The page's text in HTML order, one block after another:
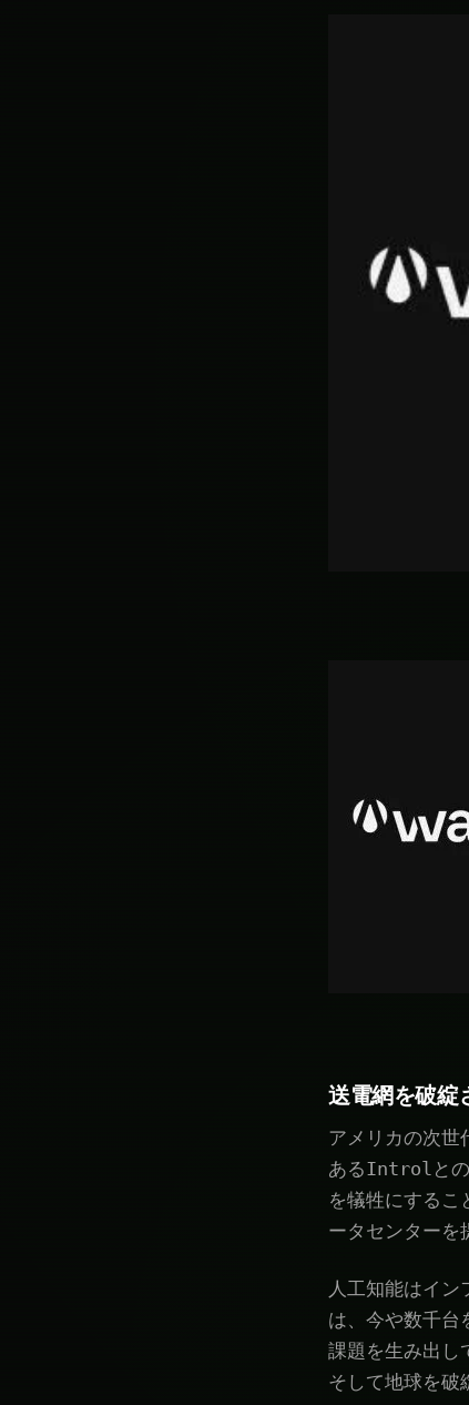
送電網を破綻
アメリカの次
あるIntrolとの
を犠牲にするこ
ータセンターを
人工知能はイン
は、今や数千台
課題を生み出し
そして地球を破